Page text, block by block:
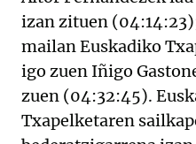
izan zituen
mailan Euskadiko
igo zuen Iñigo
zuen (04:32:45).
Txapelketaren